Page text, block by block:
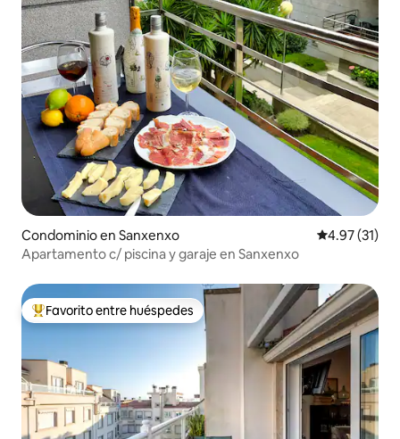
Condominio en Sanxenxo Calificación
4.97 (31)
Apartamento c/ piscina y garaje en Sanxenxo
De los mejores en Favorito entre huéspedes
Favorito entre huéspedes